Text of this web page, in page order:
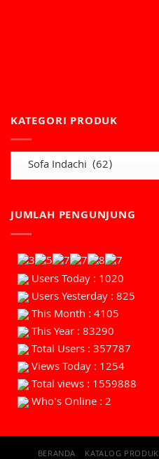
KATEGORI PRODUK
JUMLAH PENGUNJUNG
Users Today : 1020
Users Yesterday : 825
This Month : 4105
This Year : 83290
Total Users : 357787
Views Today : 1254
Total views : 1559888
Who's Online : 2
BERANDA KATALOG PRODUK